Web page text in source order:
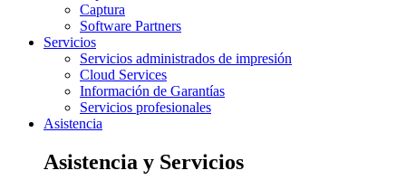
Captura
Software Partners
Servicios
Servicios administrados de impresión
Cloud Services
Información de Garantías
Servicios profesionales
Asistencia
Asistencia y Servicios